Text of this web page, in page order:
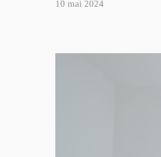
10 mai 2024